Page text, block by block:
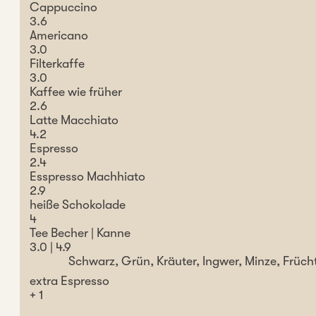
Cappuccino
3.6
Americano
3.0
Filterkaffe
3.0
Kaffee wie früher
2.6
Latte Macchiato
4.2
Espresso
2.4
Esspresso Machhiato
2.9
heiße Schokolade
4
Tee Becher | Kanne
3.0 | 4.9
Schwarz, Grün, Kräuter, Ingwer, Minze,
extra Espresso
+ 1